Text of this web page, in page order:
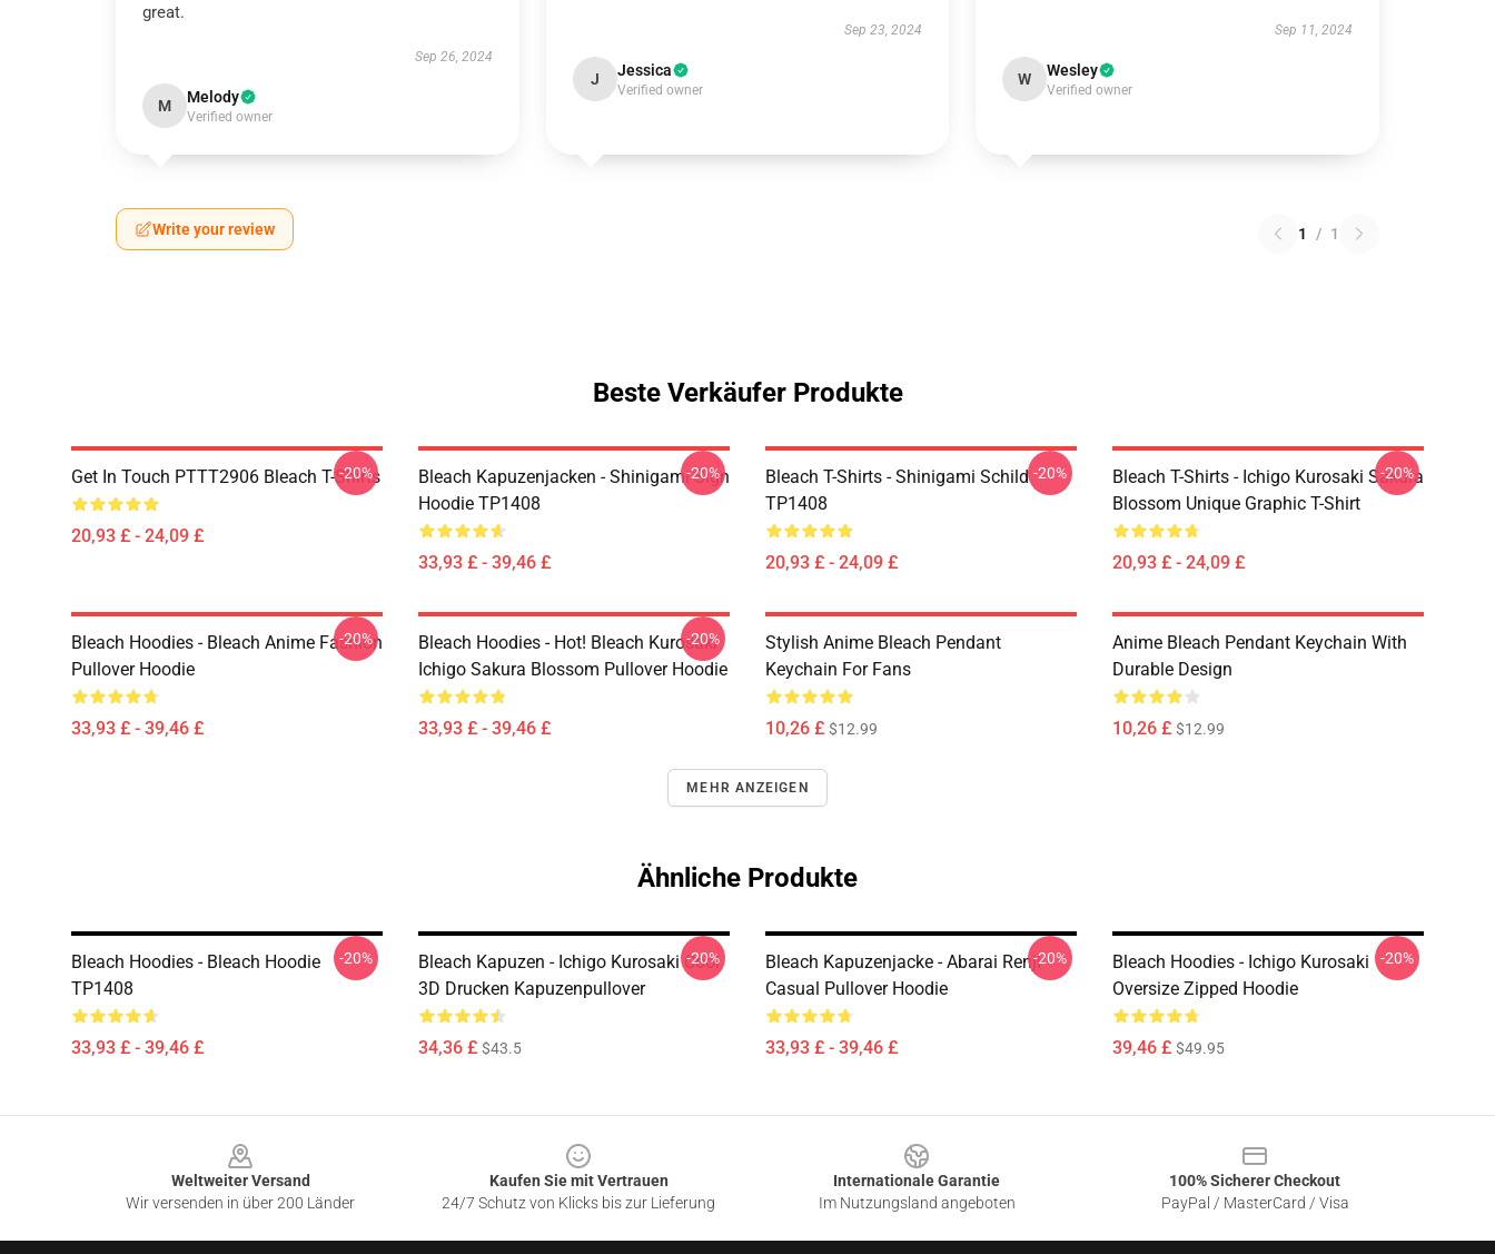
great.
Sep 26, 2024
M Melody
Verified owner
Sep 23, 2024
J Jessica
Verified owner
Sep 11, 2024
W Wesley
Verified owner
Write your review 1 / 1
Beste Verkäufer Produkte
Get In Touch PTTT2906 Bleach T-Shirts
20,93 £ - 24,09 £
-20%
Bleach Kapuzenjacken - Shinigami Sign
Hoodie TP1408
33,93 £ - 39,46 £
-20%
Bleach T-Shirts - Shinigami Schild
TP1408
20,93 £ - 24,09 £
-20%
Bleach T-Shirts - Ichigo Kurosaki Sakura
Blossom Unique Graphic T-Shirt
20,93 £ - 24,09 £
-20%
Bleach Hoodies - Bleach Anime Fashion
Pullover Hoodie
33,93 £ - 39,46 £
-20%
Bleach Hoodies - Hot! Bleach Kurosaki
Ichigo Sakura Blossom Pullover Hoodie
33,93 £ - 39,46 £
-20%
Stylish Anime Bleach Pendant
Keychain For Fans
10,26 £ $12.99
Anime Bleach Pendant Keychain With
Durable Design
10,26 £ $12.99
MEHR ANZEIGEN
Ähnliche Produkte
Bleach Hoodies - Bleach Hoodie
TP1408
33,93 £ - 39,46 £
-20%
Bleach Kapuzen - Ichigo Kurosaki Cool
3D Drucken Kapuzenpullover
34,36 £ $43.5
-20%
Bleach Kapuzenjacke - Abarai Renji
Casual Pullover Hoodie
33,93 £ - 39,46 £
-20%
Bleach Hoodies - Ichigo Kurosaki
Oversize Zipped Hoodie
39,46 £ $49.95
-20%
Weltweiter Versand
Wir versenden in über 200 Länder
Kaufen Sie mit Vertrauen
24/7 Schutz von Klicks bis zur Lieferung
Internationale Garantie
Im Nutzungsland angeboten
100% Sicherer Checkout
PayPal / MasterCard / Visa